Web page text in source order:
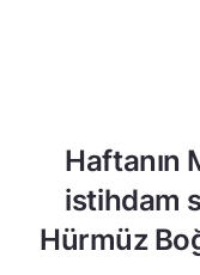
Haftanın
istihdam
Hürmüz